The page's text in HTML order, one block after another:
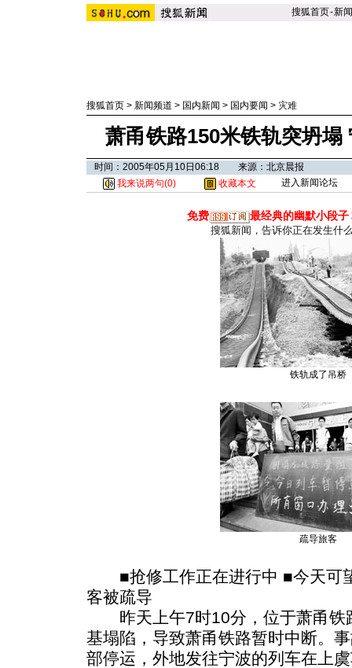
搜狐首页-新闻
搜狐首页 > 新闻频道 > 国内新闻 > 国内要闻 > 灾难
萧甬铁路150米铁轨突坍塌
时间：2005年05月10日06:18 来源：北京晨报
我来说两句(0) 收藏本文 进入新闻论坛
免费 最经典的幽默小段子
搜狐新闻，告诉你正在发生什
铁轨成了吊桥
疏导旅客
■抢修工作正在进行中 ■今天可
客被疏导
昨天上午7时10分，位于萧甬铁
基塌陷，导致萧甬铁路暂时中断。
部停运，外地发往宁波的列车在上